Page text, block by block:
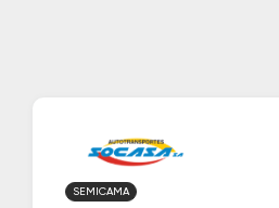
SEMICAMA